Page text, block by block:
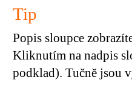
Tip
Popis sloupce
Kliknutím na nadpis
podklad). Tučně jsou